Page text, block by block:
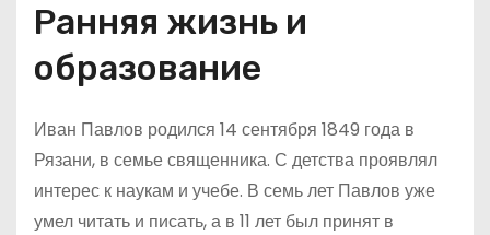
Ранняя жизнь и
образование
Иван Павлов родился 14 сентября 1849 года в
Рязани, в семье священника. С детства проявлял
интерес к наукам и учебе. В семь лет Павлов уже
умел читать и писать, а в 11 лет был принят в